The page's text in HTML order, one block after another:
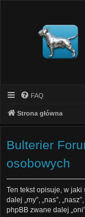
FAQ
Strona główna
Bulterier
osobowych
Ten tekst opisuje, w jaki
dalej „my”, „nas”,
phpBB zwane dalej